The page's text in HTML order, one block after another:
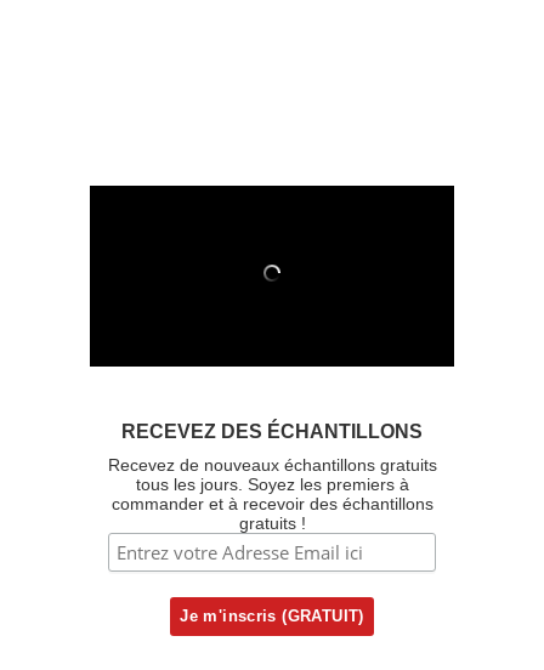
RECEVEZ DES ÉCHANTILLONS
Recevez de nouveaux échantillons gratuits
tous les jours. Soyez les premiers à
commander et à recevoir des échantillons
gratuits !